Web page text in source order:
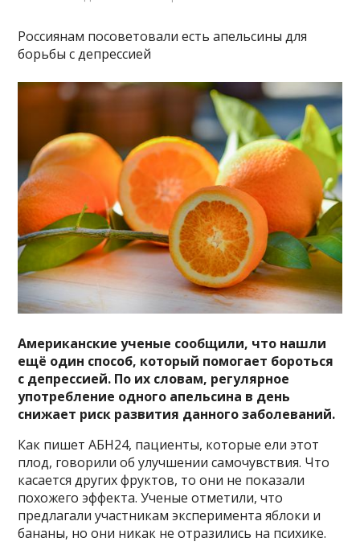
Россиянам посоветовали есть апельсины для
борьбы с депрессией
Американские ученые сообщили, что нашли
ещё один способ, который помогает бороться
с депрессией. По их словам, регулярное
употребление одного апельсина в день
снижает риск развития данного заболеваний.
Как пишет АБН24, пациенты, которые ели этот
плод, говорили об улучшении самочувствия. Что
касается других фруктов, то они не показали
похожего эффекта. Ученые отметили, что
предлагали участникам эксперимента яблоки и
бананы, но они никак не отразились на психике.